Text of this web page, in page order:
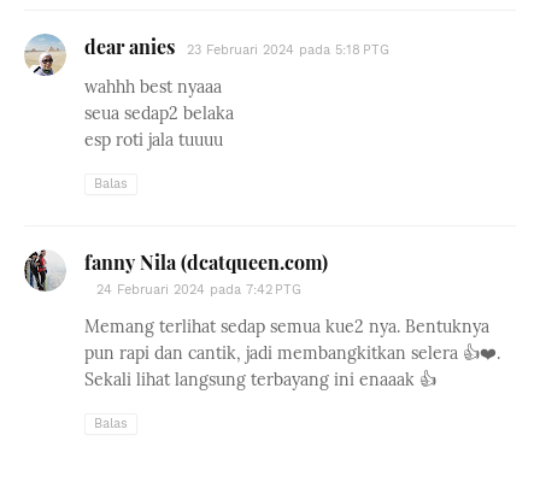
dear anies 23 Februari 2024 pada 5:18 PTG
wahhh best nyaaa
seua sedap2 belaka
esp roti jala tuuuu
Balas
fanny Nila (dcatqueen.com)
24 Februari 2024 pada 7:42 PTG
Memang terlihat sedap semua kue2 nya. Bentuknya
pun rapi dan cantik, jadi membangkitkan selera 👍❤️.
Sekali lihat langsung terbayang ini enaaak 👍
Balas